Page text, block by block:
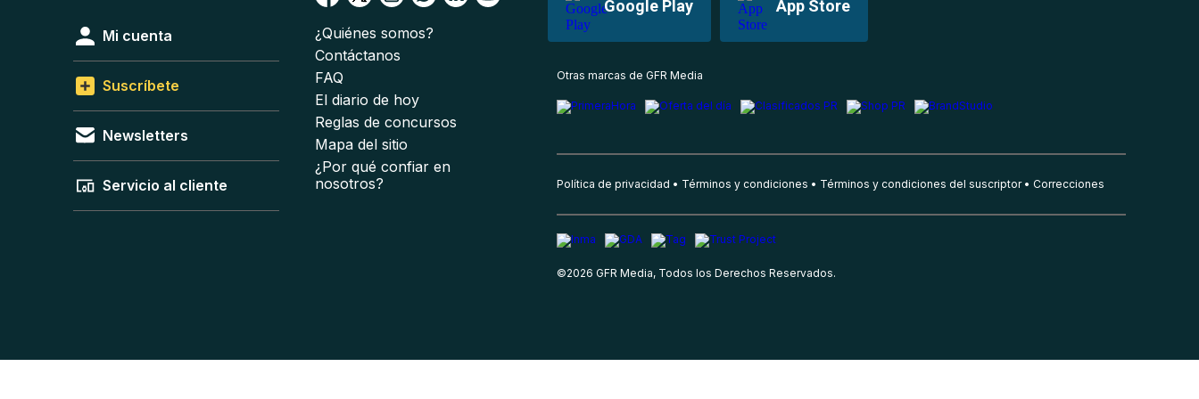
Google Play App Store
Mi cuenta
Suscríbete
Newsletters
Servicio al cliente
¿Quiénes somos?
Contáctanos
FAQ
El diario de hoy
Reglas de concursos
Mapa del sitio
¿Por qué confiar en
nosotros?
Otras marcas de GFR Media
Política de privacidad Términos y condiciones Términos y condiciones del suscriptor Correcciones
©2026 GFR Media, Todos los Derechos Reservados.